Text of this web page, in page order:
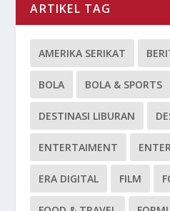
ARTIKEL TAG
AMERIKA SERIKAT
BOLA BOLA & SPORTS
DESTINASI LIBURAN
ENTERTAIMENT
ERA DIGITAL FILM